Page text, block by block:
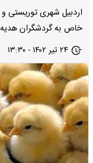
اردبیل شهری توریستی
خاص به گردشگران
۲۴ تیر ۱۴۰۲ - ۱۳:۳۰